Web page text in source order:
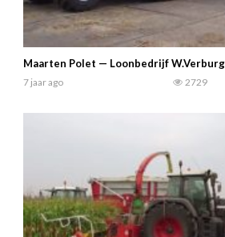
Maarten Polet — Loonbedrijf
7 jaar ago 2729